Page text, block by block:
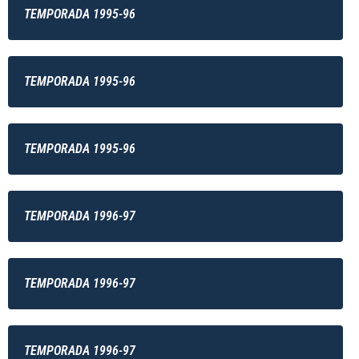
TEMPORADA 1995-96
TEMPORADA 1995-96
TEMPORADA 1995-96
TEMPORADA 1996-97
TEMPORADA 1996-97
TEMPORADA 1996-97